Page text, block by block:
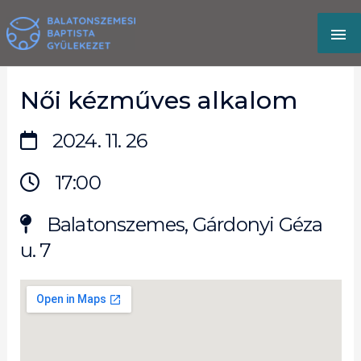
to
content
Női kézműves alkalom
2024. 11. 26
17:00
Balatonszemes, Gárdonyi Géza
u. 7